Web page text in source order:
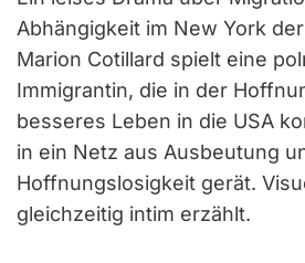
Abhängigkeit im New York
Marion Cotillard spielt eine
Immigrantin, die in der
besseres Leben in die USA
in ein Netz aus Ausbeutung
Hoffnungslosigkeit gerät.
gleichzeitig intim erzählt.